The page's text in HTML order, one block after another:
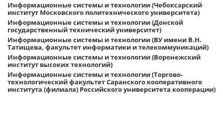
Информационные системы и технологии (Чебоксарский
институт Московского политехнического университета)
Информационные системы и технологии (Донской
государственный технический университет)
Информационные системы и технологии (ВУ имени В.Н.
Татищева, факультет информатики и телекоммуникаций)
Информационные системы и технологии (Воронежский
институт высоких технологий)
Информационные системы и технологии (Торгово-
технологический факультет Саранского кооперативного
института (филиала) Российского университета кооперации)